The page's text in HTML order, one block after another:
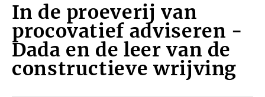
In de proeverij van
procovatief adviseren -
Dada en de leer van de
constructieve wrijving